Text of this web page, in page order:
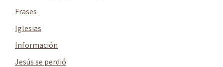
Frases
Iglesias
Información
Jesús se perdió